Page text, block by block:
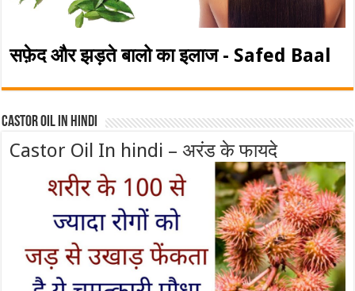
सफ़ेद और झड़ते बालो का इलाज - Safed Baal
Castor Oil In Hindi
Castor Oil In hindi – अरंड के फायदे